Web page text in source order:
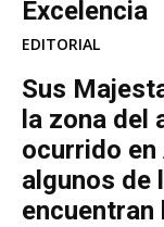
Excelencia
EDITORIAL
Sus
la zona
ocurrido en
algunos de